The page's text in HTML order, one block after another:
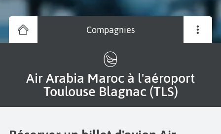
Compagnies
Air Arabia Maroc à l'aéroport
Toulouse Blagnac (TLS)